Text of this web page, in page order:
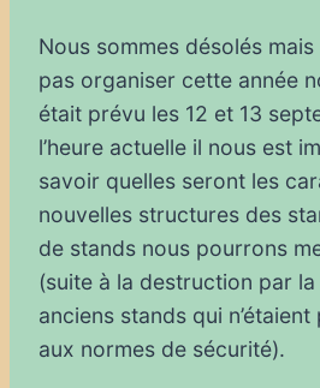
Nous sommes désolés
pas organiser cette année
était prévu les 12 et 13
l’heure actuelle il nous est
savoir quelles seront les
nouvelles structures des
de stands nous pourrons
(suite à la destruction par
anciens stands qui
aux normes de sécurité).